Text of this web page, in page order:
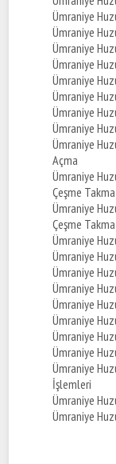
Ümraniye
Ümraniye
Ümraniye
Ümraniye
Ümraniye
Ümraniye
Ümraniye
Ümraniye
Ümraniye
Açma
Ümraniye
Çeşme Takma
Ümraniye
Çeşme Takma
Ümraniye
Ümraniye
Ümraniye
Ümraniye
Ümraniye
Ümraniye
Ümraniye
Ümraniye
Ümraniye
İşlemleri
Ümraniye
Ümraniye